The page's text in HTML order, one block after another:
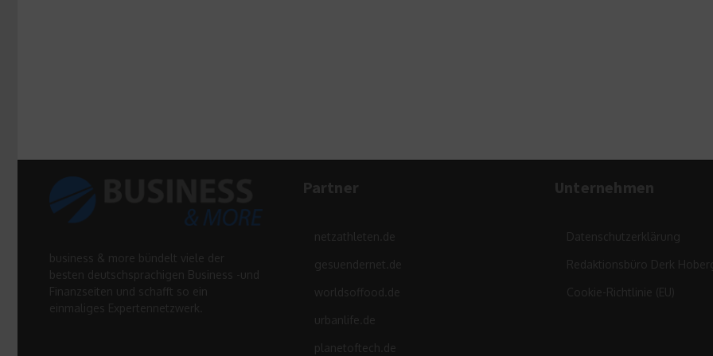
business & more bündelt viele der
besten deutschsprachigen Business -und
Finanzseiten und schafft so ein
einmaliges Expertennetzwerk.
Partner
netzathleten.de
gesuendernet.de
worldsoffood.de
urbanlife.de
planetoftech.de
Unternehmen
Datenschutzerklärung
Redaktionsbüro Derk
Cookie-Richtlinie (EU)